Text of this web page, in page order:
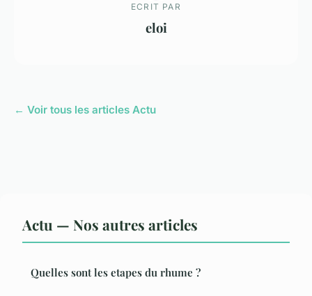
ECRIT PAR
eloi
← Voir tous les articles Actu
Actu — Nos autres articles
Quelles sont les etapes du rhume ?